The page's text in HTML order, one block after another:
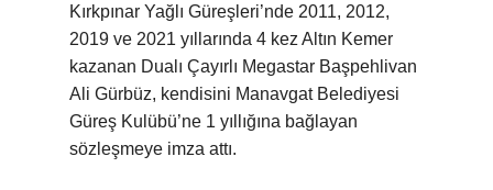
Kırkpınar Yağlı Güreşleri’nde 2011, 2012,
2019 ve 2021 yıllarında 4 kez Altın Kemer
kazanan Dualı Çayırlı Megastar Başpehlivan
Ali Gürbüz, kendisini Manavgat Belediyesi
Güreş Kulübü’ne 1 yıllığına bağlayan
sözleşmeye imza attı.